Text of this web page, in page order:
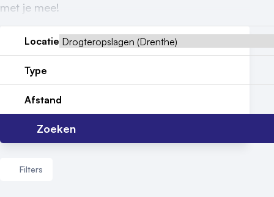
met je mee!
Locatie
Type
Afstand
Zoeken
Filters